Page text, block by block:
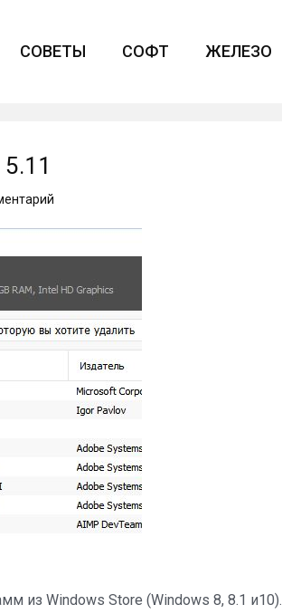
СОВЕТЫ СОФТ ЖЕЛЕЗО
CCleaner
и
5.11
из Windows Store (Windows 8, 8.1 и10).